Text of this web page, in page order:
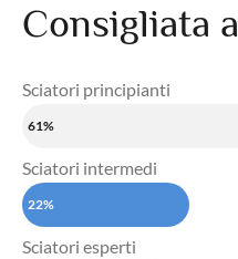
Consigliata a
Sciatori principianti
61%
Sciatori intermedi
22%
Sciatori esperti